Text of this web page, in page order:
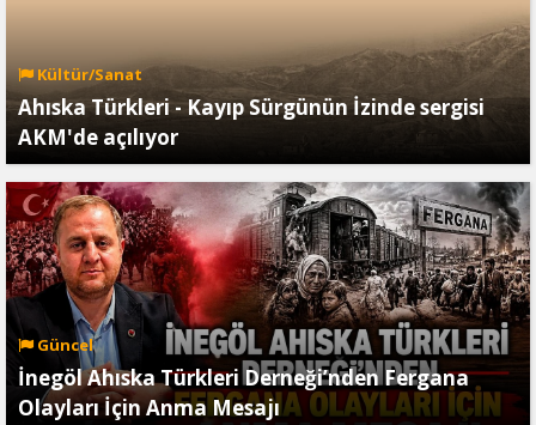
Kültür/Sanat
Ahıska Türkleri - Kayıp Sürgünün İzinde sergisi
AKM'de açılıyor
Güncel
İnegöl Ahıska Türkleri Derneği’nden Fergana
Olayları İçin Anma Mesajı